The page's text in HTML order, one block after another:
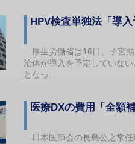
HPV検査単独法「導
厚生労働省は16日、子宮頸
治体が導入を予定していな
となっ...
医療DXの費用「全額
日本医師会の長島公之常任